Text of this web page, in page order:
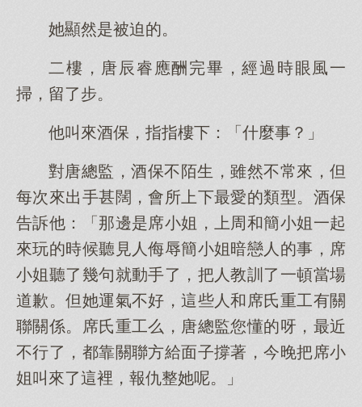
她顯然是被迫的。
二樓，唐辰睿應酬完畢，經過時眼風一
掃，留了步。
他叫來酒保，指指樓下：「什麼事？」
對唐總監，酒保不陌生，雖然不常來，但
每次來出手甚闊，會所上下最愛的類型。酒保
告訴他：「那邊是席小姐，上周和簡小姐一起
來玩的時候聽見人侮辱簡小姐暗戀人的事，席
小姐聽了幾句就動手了，把人教訓了一頓當場
道歉。但她運氣不好，這些人和席氏重工有關
聯關係。席氏重工么，唐總監您懂的呀，最近
不行了，都靠關聯方給面子撐著，今晚把席小
姐叫來了這裡，報仇整她呢。」